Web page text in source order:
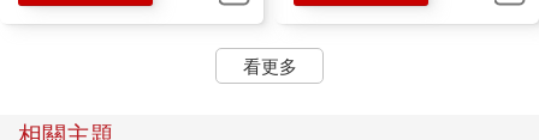
看更多